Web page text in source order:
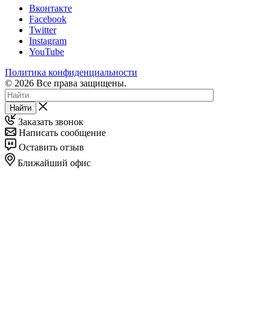
Вконтакте
Facebook
Twitter
Instagram
YouTube
Политика конфиденциальности
© 2026 Все права защищены.
Найти
Заказать звонок
Написать сообщение
Оставить отзыв
Ближайший офис